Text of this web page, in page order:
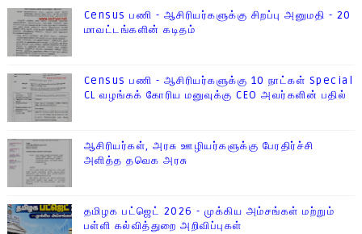
Census பணி - ஆசிரியர்களுக்கு சிறப்பு அனுமதி - 20
மாவட்டங்களின் கடிதம்
Census பணி - ஆசிரியர்களுக்கு 10 நாட்கள் Special
CL வழங்கக் கோரிய மனுவுக்கு CEO அவர்களின் பதில்
ஆசிரியர்கள், அரசு ஊழியர்களுக்கு பேரதிர்ச்சி
அளித்த தவெக அரசு
தமிழக பட்ஜெட் 2026 - முக்கிய அம்சங்கள் மற்றும்
பள்ளி கல்வித்துறை அறிவிப்புகள்